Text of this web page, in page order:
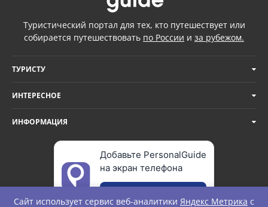
Туристический портал для тех, кто путешествует или
собирается путешествовать по России и за рубежом.
ТУРИСТУ
ИНТЕРЕСНОЕ
ИНФОРМАЦИЯ
Добавьте PersonalGuide
на экран телефона
Сайт использует сервис веб-аналитики Яндекс Метрика с